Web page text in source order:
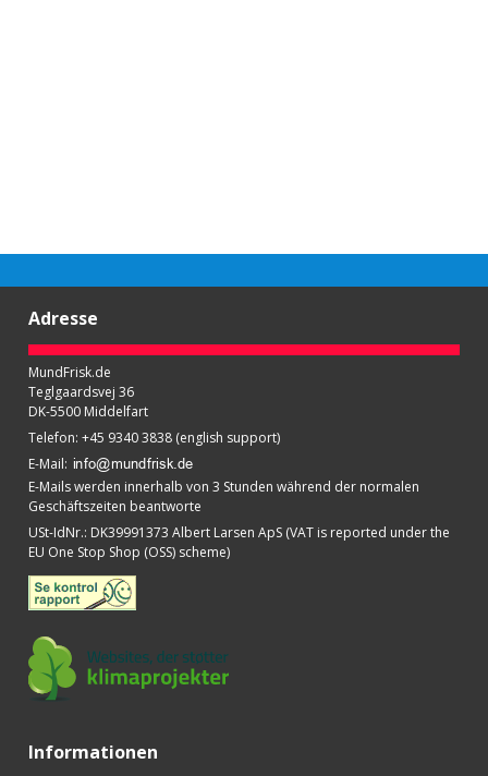
Adresse
MundFrisk.de
Teglgaardsvej 36
DK-5500 Middelfart
Telefon: +45 9340 3838 (english support)
E-Mail:
E-Mails werden innerhalb von 3 Stunden während der normalen
Geschäftszeiten beantworte
USt-IdNr.: DK39991373 Albert Larsen ApS (VAT is reported under the
EU One Stop Shop (OSS) scheme)
Informationen